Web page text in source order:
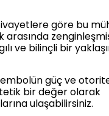
göre bu
ve bilinçli bir
güç ve
bir değer olarak
ulaşabilirsiniz.